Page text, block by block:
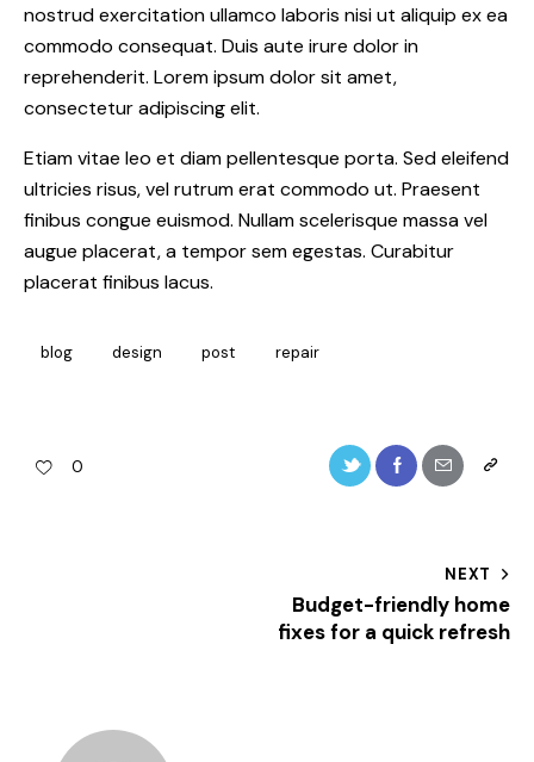
nostrud exercitation ullamco laboris nisi ut aliquip ex ea
commodo consequat. Duis aute irure dolor in
reprehenderit. Lorem ipsum dolor sit amet,
consectetur adipiscing elit.
Etiam vitae leo et diam pellentesque porta. Sed eleifend
ultricies risus, vel rutrum erat commodo ut. Praesent
finibus congue euismod. Nullam scelerisque massa vel
augue placerat, a tempor sem egestas. Curabitur
placerat finibus lacus.
blog design post repair
0
Twitter-FacebookShare- Copy
NEXT
Budget-friendly home
fixes for a quick refresh